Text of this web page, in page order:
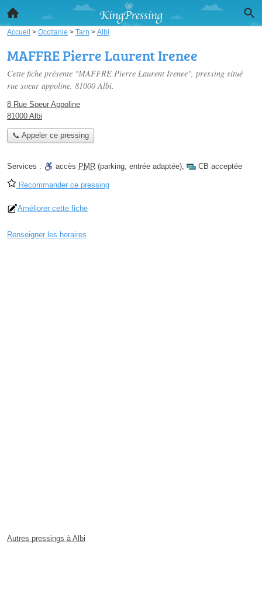
Accueil > Occitanie > Tarn > Albi
MAFFRE Pierre Laurent Irenee
Cette fiche présente "MAFFRE Pierre Laurent Irenee", pressing situé
rue soeur appoline, 81000 Albi.
8 Rue Soeur Appoline
81000 Albi
📞 Appeler ce pressing
Services : accès PMR (parking, entrée adaptée), CB acceptée
Recommander ce pressing
Améliorer cette fiche
Renseigner les horaires
Autres pressings à Albi